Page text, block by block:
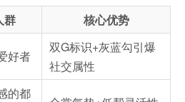
群
核心优势
好者
双G标识+灰蓝勾引爆
社交属性
的都